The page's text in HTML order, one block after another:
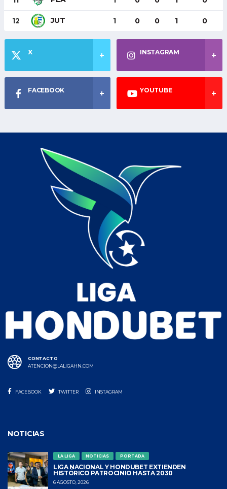
12 JUT 1 0 0 1 0
X INSTAGRAM
FACEBOOK YOUTUBE
CONTACTO
ATENCION@LALIGAHN.COM
FACEBOOK TWITTER INSTAGRAM
NOTICIAS
LA LIGA NOTICIAS PORTADA
LIGA NACIONAL Y HONDUBET EXTIENDEN
HISTÓRICO PATROCINIO HASTA 2030
6 AGOSTO, 2026